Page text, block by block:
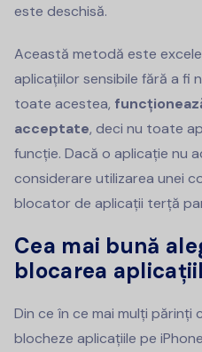
este deschisă.
Această metodă este
aplicațiilor sensibile fără a fi
toate acestea,
acceptate, deci nu toate
funcție. Dacă o aplicație nu
considerare utilizarea unei
blocator de aplicații terță
Cea mai bună
blocarea
Din ce în ce mai mulți părinți
blocheze aplicațiile pe